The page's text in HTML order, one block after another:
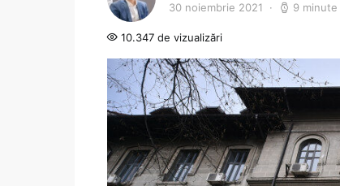
30 noiembrie 2021 9 minute
10.347 de vizualizări